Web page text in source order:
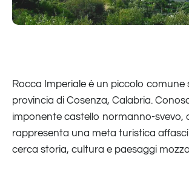
Rocca Imperiale è un piccolo comune
provincia di Cosenza, Calabria.
imponente castello normanno-svevo,
rappresenta una meta turistica
cerca storia, cultura e paesaggi